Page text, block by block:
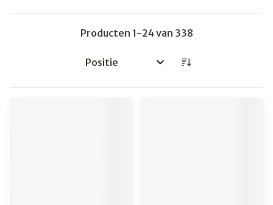
Producten 1-24van 338
Sorteer op: